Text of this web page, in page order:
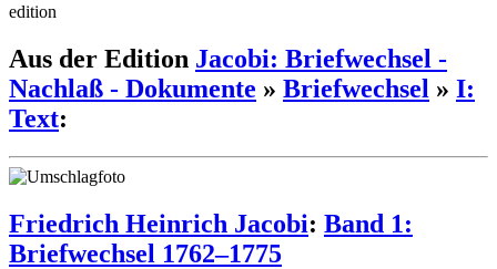
edition
Aus der Edition Jacobi: Briefwechsel -
Nachlaß - Dokumente » Briefwechsel » I:
Text:
Friedrich Heinrich Jacobi: Band 1:
Briefwechsel 1762–1775